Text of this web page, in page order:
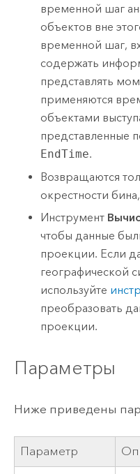
временной шаг
объектов вне
временной шаг,
содержать
представлять
применяются
объектами
представленные
EndTime.
Возвращаются
окрестности
Инструмент
чтобы данные
проекции. Если
географической
используйте
преобразовать
проекции.
Параметры
Ниже приведены
Параметр